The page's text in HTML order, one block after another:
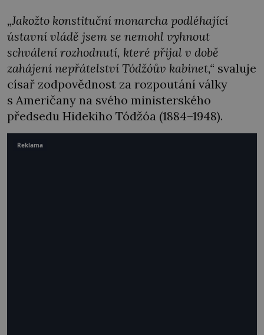
„Jakožto konstituční monarcha podléhající
ústavní vládě jsem se nemohl vyhnout
schválení rozhodnutí, které přijal v době
zahájení nepřátelství Tódžóův kabinet,“ svaluje
císař zodpovědnost za rozpoutání války
s Američany na svého ministerského
předsedu Hidekiho Tódžóa (1884–1948).
Reklama